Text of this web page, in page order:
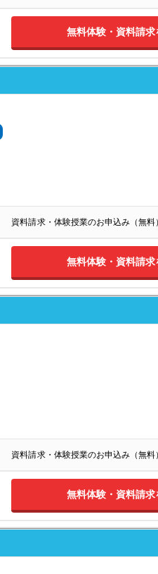
無料体験・資料請求
資料請求・体験授業のお申込み（無料
無料体験・資料請求
資料請求・体験授業のお申込み（無料
無料体験・資料請求